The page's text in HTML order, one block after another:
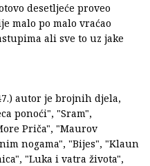
desetljeće proveo
malo po malo vraćao
ali sve to uz jake
autor je brojnih djela,
ponoći", "Sram",
Priča", "Maurov
nogama", "Bijes", "Klaun
"Luka i vatra života",